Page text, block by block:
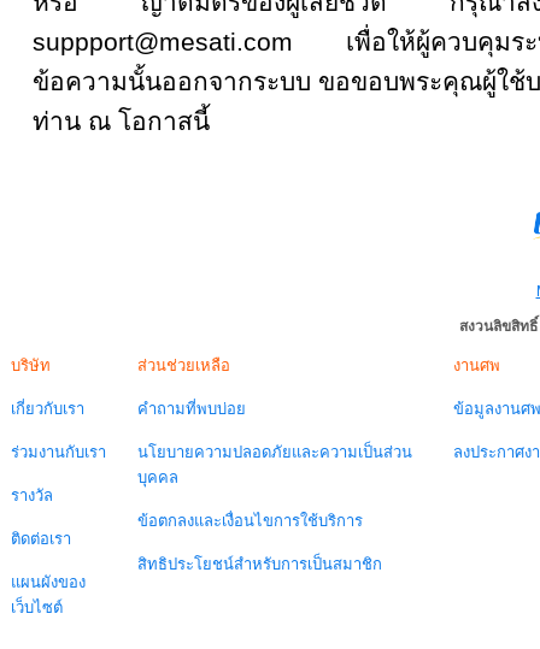
suppport@mesati.com เพื่อให้ผู้ควบคุมระ
ข้อความนั้นออกจากระบบ ขอขอบพระคุณผู้ใช้
ท่าน ณ โอกาสนี้
สงวนลิขสิท
บริษัท
เกี่ยวกับเรา
ร่วมงานกับเรา
รางวัล
ติดต่อเรา
แผนผังของ
เว็บไซต์
ส่วนช่วยเหลือ
คำถามที่พบบ่อย
นโยบายความปลอดภัยและความเป็นส่วน
บุคคล
ข้อตกลงและเงื่อนไขการใช้บริการ
สิทธิประโยชน์สำหรับการเป็นสมาชิก
งานศพ
ข้อมูลงานศพ
ลงประกาศง